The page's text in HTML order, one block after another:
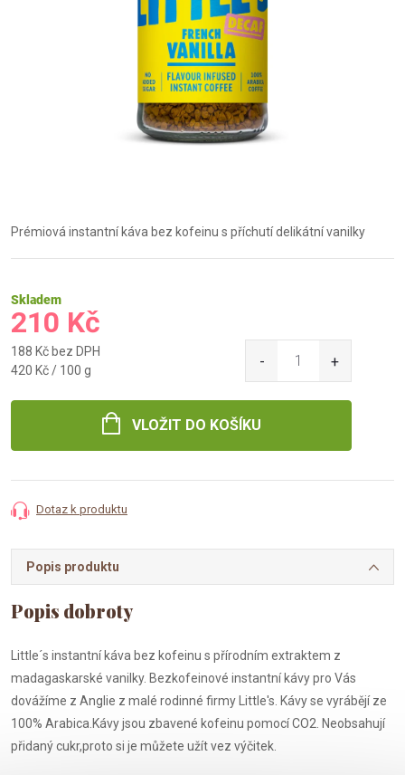
Prémiová instantní káva bez kofeinu s příchutí delikátní vanilky
Skladem
210 Kč
188 Kč bez DPH
Měrná
420 Kč / 100 g
VLOŽIT DO KOŠÍKU
Dotaz k produktu
Popis produktu
Little´s instantní káva bez kofeinu s přírodním extraktem z
madagaskarské vanilky. Bezkofeinové instantní kávy pro Vás
dovážíme z Anglie z malé rodinné firmy
Little's. Kávy se vyrábějí ze
100% Arabica.Kávy jsou zbavené kofeinu pomocí CO2. Neobsahují
přidaný cukr,proto si je můžete užít vez výčitek.